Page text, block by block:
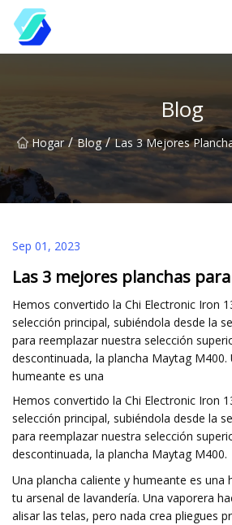
Blog
Hogar / Blog / Las 3 Mejores
Sep 01, 2023
Las 3 mejores planchas
Hemos convertido la Chi Electronic Iron
selección principal, subiéndola desde la
para reemplazar nuestra selección
descontinuada, la plancha Maytag M400.
humeante es una
Hemos convertido la Chi Electronic Iron
selección principal, subiéndola desde la
para reemplazar nuestra selección
descontinuada, la plancha Maytag M400.
Una plancha caliente y humeante es una
tu arsenal de lavandería. Una vaporera
alisar las telas, pero nada crea pliegues